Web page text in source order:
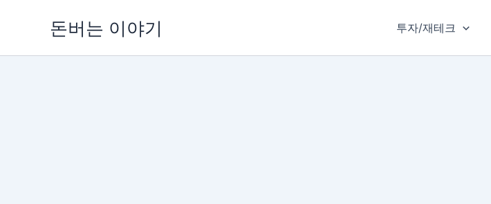
돈버는 이야기 투자/재테크